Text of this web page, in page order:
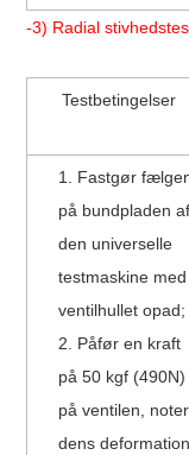
-3) Radial
Testbetingelser
1. Fastgør
på bundpladen af ​​
den universelle
testmaskine med
ventilhullet opad;
2. Påfør en kraft
på 50 kgf (490N)
på ventilen, noter
dens deformation